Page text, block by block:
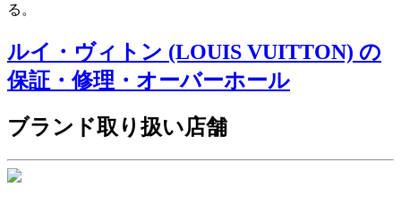
る。
ルイ・ヴィトン (LOUIS VUITTON) の
保証・修理・オーバーホール
ブランド取り扱い店舗